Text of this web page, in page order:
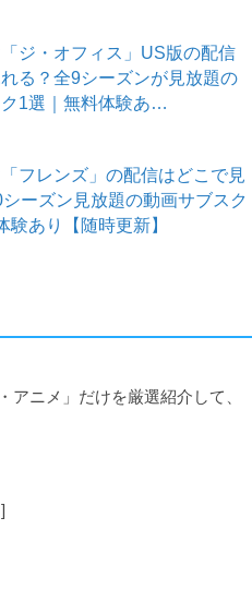
ジ・オフィス」US版の配信
る？全9シーズンが見放題の
1選｜無料体験あ…
フレンズ」の配信はどこで見
ーズン見放題の動画サブスク
験あり【随時更新】
アニメ」だけを厳選紹介して、
]